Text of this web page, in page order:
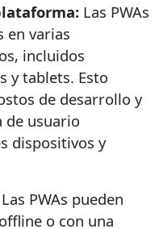
Las PWAs
en varias
incluidos
y tablets. Esto
de desarrollo y
de usuario
dispositivos y
Las PWAs pueden
o con una